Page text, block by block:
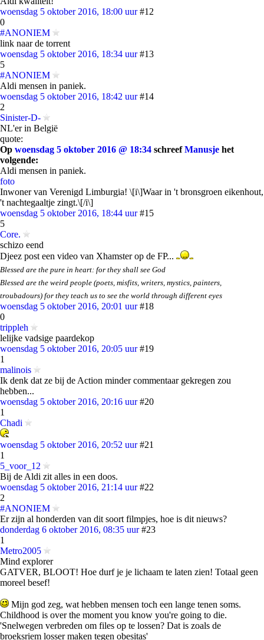
woensdag 5 oktober 2016, 18:00 uur #12
0
#ANONIEM
link naar de torrent
woensdag 5 oktober 2016, 18:34 uur #13
5
#ANONIEM
Aldi mensen in paniek.
woensdag 5 oktober 2016, 18:42 uur #14
2
Sinister-D-
NL'er in België
quote:
Op woensdag 5 oktober 2016 @ 18:34 schreefManusje het
volgende:
Aldi mensen in paniek.
foto
Inwoner van Verenigd Limburgia! \[i\]Waar in 't bronsgroen eikenhout,
't nachtegaaltje zingt.\[/i\]
woensdag 5 oktober 2016, 18:44 uur #15
5
Core.
schizo eend
Djeez post een video van Xhamster op de FP...
Blessed are the pure in heart: for they shall see God
Blessed are the weird people (poets, misfits, writers, mystics, painters,
troubadours) for they teach us to see the world through different eyes
woensdag 5 oktober 2016, 20:01 uur #18
0
trippleh
lelijke vadsige paardekop
woensdag 5 oktober 2016, 20:05 uur #19
1
malinois
Ik denk dat ze bij de Action minder commentaar gekregen zou
hebben...
woensdag 5 oktober 2016, 20:16 uur #20
1
Chadi
woensdag 5 oktober 2016, 20:52 uur #21
1
5_voor_12
Bij de Aldi zit alles in een doos.
woensdag 5 oktober 2016, 21:14 uur #22
2
#ANONIEM
Er zijn al honderden van dit soort filmpjes, hoe is dit nieuws?
donderdag 6 oktober 2016, 08:35 uur #23
1
Metro2005
Mind explorer
GATVER, BLOOT! Hoe durf je je lichaam te laten zien! Totaal geen
moreel besef!
Mijn god zeg, wat hebben mensen toch een lange tenen soms.
Childhood is over the moment you know you're going to die.
'Snelwegen verbreden om files op te lossen? Dat is zoals de
broeksriem losser maken tegen obesitas'